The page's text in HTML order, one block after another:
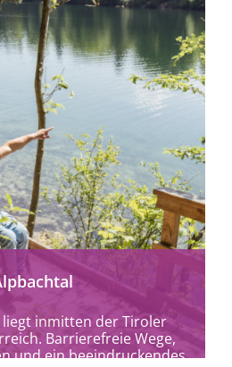
erfahren
liegt inmitten der Tiroler
Barrierefreie Wege,
und ein beeindruckendes